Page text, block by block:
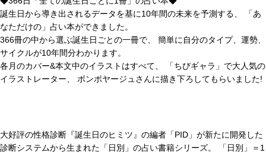
誕生日から導き出されるデータを基に10年間の未来を予測する、 「あ
なただけの」占い本ができました。
366冊の中から選ぶ誕生日ごとの一冊で、 簡単に自分のタイプ、運勢、
サイクルが10年間分わかります。
各月のカバー&本文中のイラストはすべて、 「ちびギャラ」で大人気の
イラストレーター、 ボンボヤージュさんに描き下ろしてもらいました!
大好評の性格診断『誕生日のヒミツ』の編者「PID」が新たに開発した
診断システムから生まれた「日別」の占い書籍シリーズ。 「日別」＝1